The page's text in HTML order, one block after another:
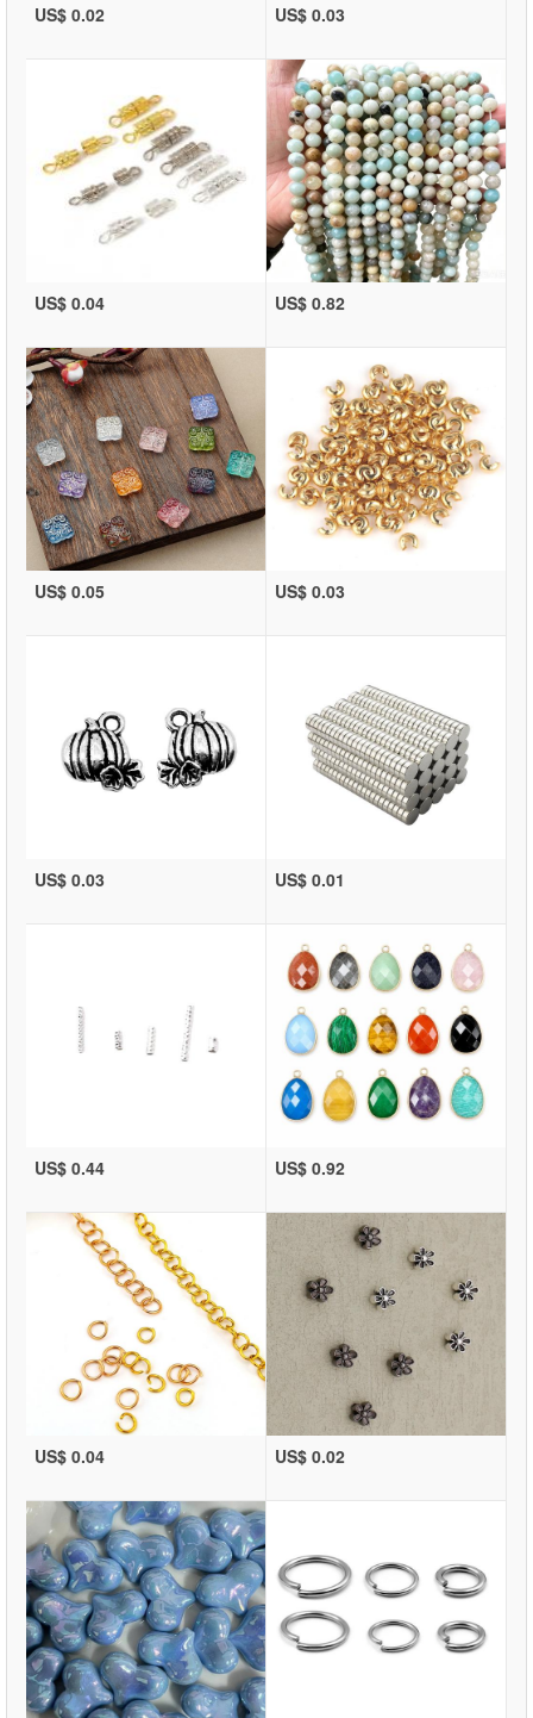
US$ 0.02 US$ 0.03
US$ 0.04 US$ 0.82
US$ 0.05 US$ 0.03
US$ 0.03 US$ 0.01
US$ 0.44 US$ 0.92
US$ 0.04 US$ 0.02